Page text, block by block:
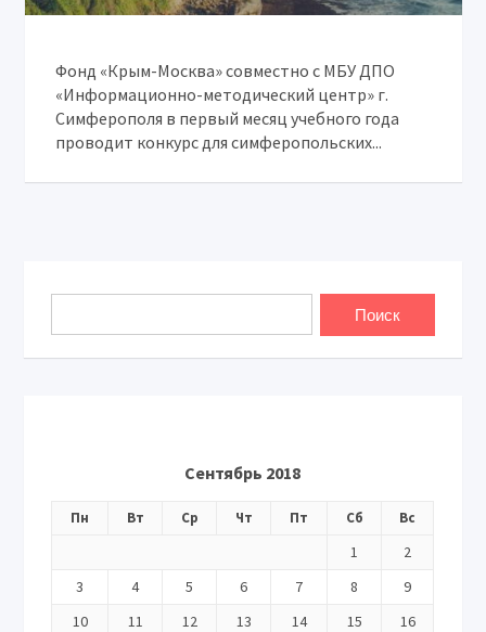
Фонд «Крым-Москва» совместно с МБУ ДПО
«Информационно-методический центр» г.
Симферополя в первый месяц учебного года
проводит конкурс для симферопольских...
Сентябрь 2018
Пн Вт Ср Чт Пт Сб Вс
1
2
3
4 5 6 7 8
9
10
11 12 13 14 15
16